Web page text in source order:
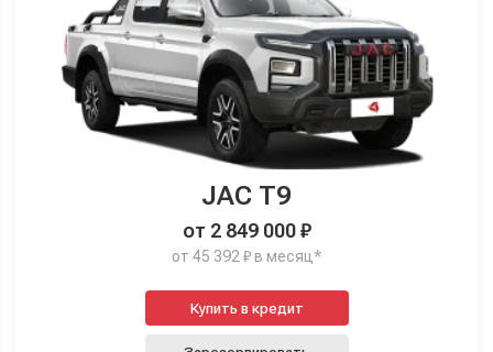
JAC T9
от 2 849 000 ₽
от 45 392 ₽ в месяц*
Купить в кредит